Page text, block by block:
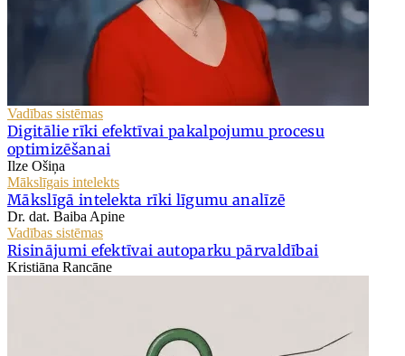
Vadības sistēmas
Digitālie rīki efektīvai pakalpojumu procesu
optimizēšanai
Ilze Ošiņa
Mākslīgais intelekts
Mākslīgā intelekta rīki līgumu analīzē
Dr. dat. Baiba Apine
Vadības sistēmas
Risinājumi efektīvai autoparku pārvaldībai
Kristiāna Rancāne